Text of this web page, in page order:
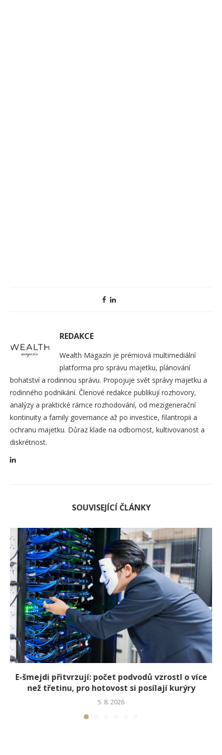
REDAKCE
Wealth Magazín je prémiová multimediální
platforma pro správu majetku, plánování
bohatství a rodinnou správu. Propojuje svět správy majetku a
rodinného podnikání. Členové redakce publikují rozhovory,
analýzy a praktické rámce rozhodování, od mezigenerační
kontinuity a family governance až po investice, filantropii a
ochranu majetku. Důraz klade na odbornost, kultivovanost a
diskrétnost.
SOUVISEJÍCÍ ČLÁNKY
E-šmejdi přitvrzují: počet podvodů vzrostl o více
než třetinu, pro hotovost si posílají kurýry
5. 8. 2026